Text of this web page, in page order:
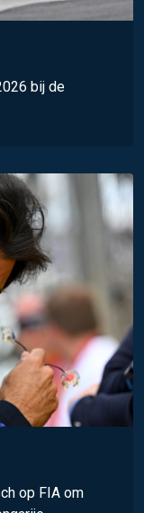
bij de
op FIA om